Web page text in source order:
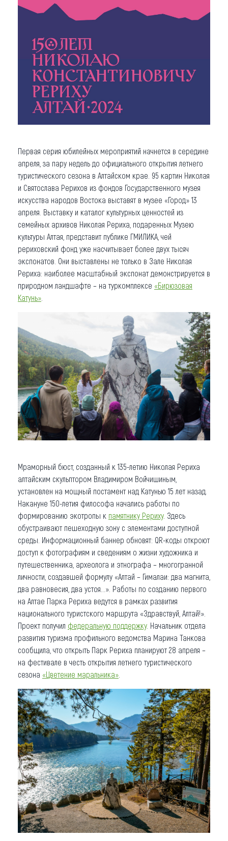
Первая серия юбилейных мероприятий начнется в середине
апреля, за пару недель до официального открытия летнего
туристического сезона в Алтайском крае. 95 картин Николая
и Святослава Рерихов из фондов Государственного музея
искусства народов Востока выставят в музее «Город» 13
апреля. Выставку и каталог культурных ценностей из
семейных архивов Николая Рериха, подаренных Музею
культуры Алтая, представит публике ГМИЛИКА, чей
рериховский фонд уже насчитывает более двух тысяч
экспонатов. Они выставлены не только в Зале Николая
Рериха: наиболее масштабный экспонат демонстрируется в
природном ландшафте – на туркомплексе «Бирюзовая
Катунь»
Мраморный бюст, созданный к 135-летию Николая Рериха
алтайским скульптором Владимиром Войчишиным,
установлен на мощный постамент над Катунью 15 лет назад.
Накануне 150-летия философа начались работы по
формированию экотропы к памятнику Рериху. Здесь
обустраивают пешеходную зону с элементами доступной
среды. Информационный баннер обновят: QR-коды откроют
доступ к фотографиям и сведениям о жизни художника и
путешественника, археолога и этнографа – многогранной
личности, создавшей формулу «Алтай – Гималаи: два магнита,
два равновесия, два устоя…». Работы по созданию первого
на Алтае Парка Рериха ведутся в рамках развития
национального туристского маршрута «Здравствуй, Алтай!».
Проект получил федеральную поддержку. Начальник отдела
развития туризма профильного ведомства Марина Танкова
сообщила, что открыть Парк Рериха планируют 28 апреля –
на фестивале в честь открытия летнего туристического
сезона «Цветение маральника»